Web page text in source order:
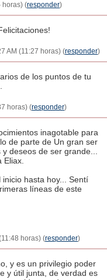
horas) (responder)
AM (11:27 horas) (responder)
de los puntos de tu
horas) (responder)
inagotable para
de parte de Un gran ser
deseos de ser grande...
hasta hoy... Sentí
líneas de este
horas) (responder)
y es un privilegio poder
y útil junta, de verdad es